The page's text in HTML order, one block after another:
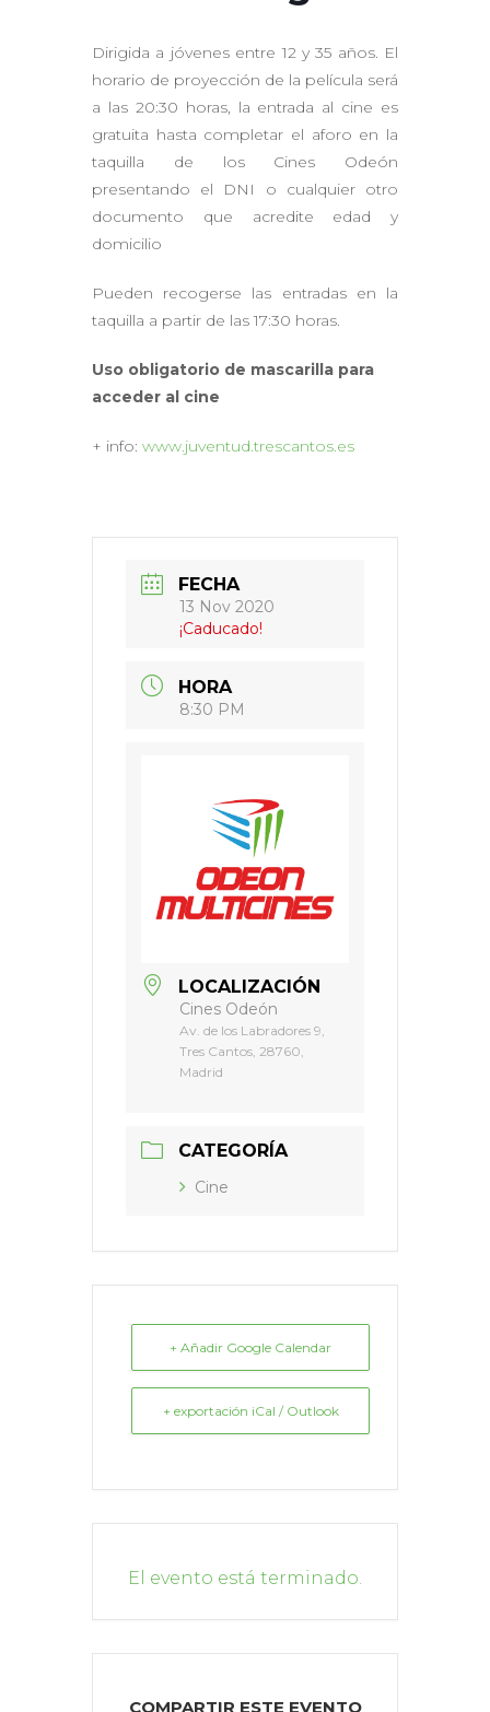
Dirigida a jóvenes entre 12 y 35 años. El
horario de proyección de la película será
a las 20:30 horas, la entrada al cine es
gratuita hasta completar el aforo en la
taquilla de los Cines Odeón
presentando el DNI o cualquier otro
documento que acredite edad y
domicilio
Pueden recogerse las entradas en la
taquilla a partir de las 17:30 horas.
Uso obligatorio de mascarilla para
acceder al cine
+ info: www.juventud.trescantos.es
FECHA
13 Nov 2020
¡Caducado!
HORA
8:30 PM
LOCALIZACIÓN
Cines Odeón
Av. de los Labradores 9,
Tres Cantos, 28760,
Madrid
CATEGORÍA
Cine
+ Añadir Google Calendar
+ exportación iCal / Outlook
El evento está terminado.
COMPARTIR ESTE EVENTO